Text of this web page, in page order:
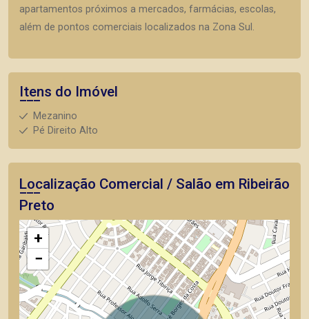
apartamentos próximos a mercados, farmácias, escolas,
além de pontos comerciais localizados na Zona Sul.
Itens do Imóvel
Mezanino
Pé Direito Alto
Localização Comercial / Salão em Ribeirão
Preto
+
−